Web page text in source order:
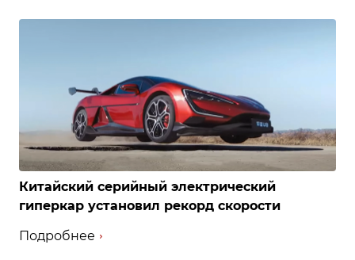
Китайский серийный электрический
гиперкар установил рекорд скорости
Подробнее